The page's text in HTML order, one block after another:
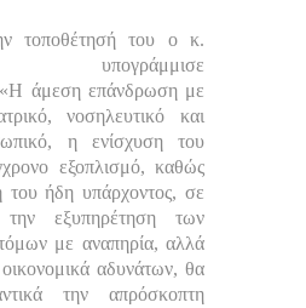
τοποθέτησή του ο κ.
υπογράμμισε
«Η άμεση επάνδρωση με
νοσηλευτικό και
η ενίσχυση του
εξοπλισμό, καθώς
του ήδη υπάρχοντος, σε
εξυπηρέτηση των
με αναπηρία, αλλά
αδυνάτων, θα
την απρόσκοπτη